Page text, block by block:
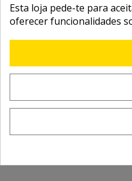
Esta loja pede-te para
oferecer funcionalidades